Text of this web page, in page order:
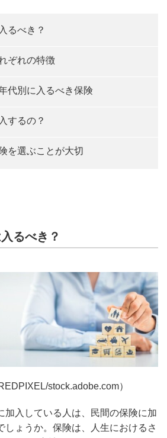
るべき？
ぞれの特徴
代別に入るべき保険
するの？
を選ぶことが大切
るべき？
stock.adobe.com）
加入している人は、民間の保険に加
しょうか。保険は、人生におけるさ